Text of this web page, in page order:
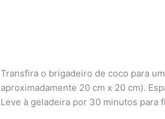
Transfira o brigadeiro de coco para
aproximadamente 20 cm x 20 cm).
Leve à geladeira por 30 minutos para